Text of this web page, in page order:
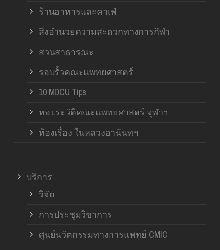
ร้านอาหารและคาเฟ่
สิ่งอำนวยความสะดวกทางการกีฬา
สวนสาธารณะ
รอบรั้วคณะแพทยศาสตร์
10 MDCU Tips
หอประวัติคณะแพทยศาสตร์ จุฬาฯ
ห้องเรื่อง ในหลวงอานันทฯ
บริการ
วิจัย
การประชุมวิชาการ
ศูนย์นวัตกรรมทางการแพทย์ CMIC